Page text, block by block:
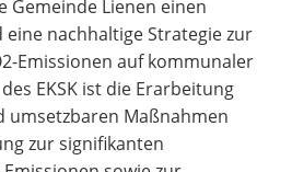
Gemeinde Lienen einen
eine nachhaltige Strategie zur
Emissionen auf kommunaler
EKSK ist die Erarbeitung
umsetzbaren Maßnahmen
zur signifikanten